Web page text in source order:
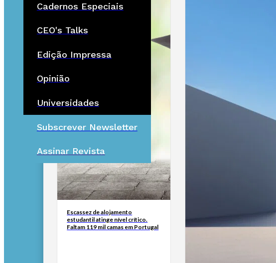
Cadernos Especiais
CEO's Talks
Edição Impressa
Opinião
Universidades
Subscrever Newsletter
Assinar Revista
Escassez de alojamento
estudantil atinge nível crítico.
Faltam 119 mil camas em Portugal